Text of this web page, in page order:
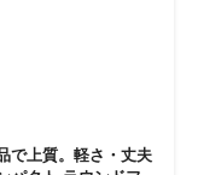
で上質。軽さ・丈夫